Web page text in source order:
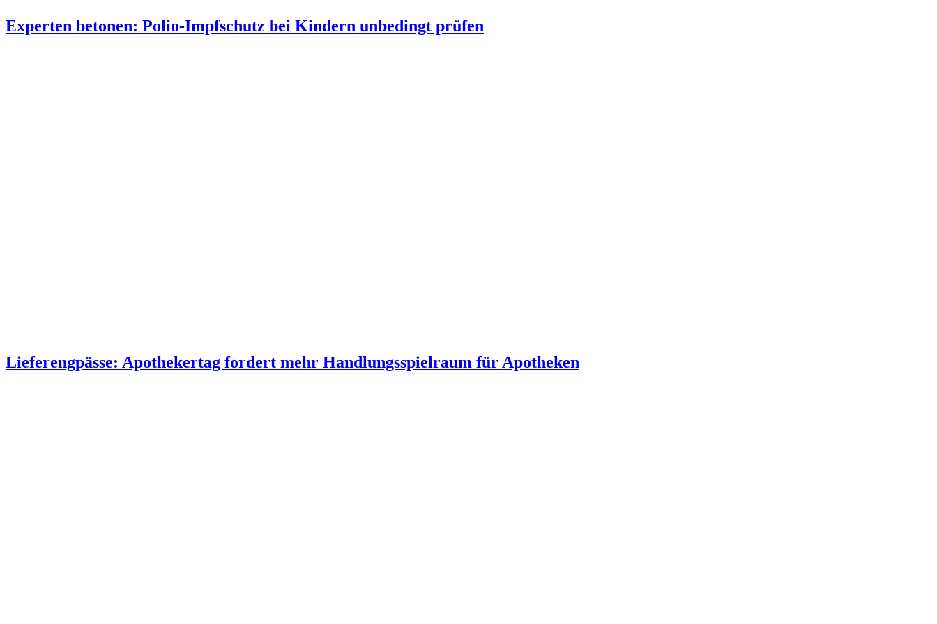
Experten betonen: Polio-Impfschutz bei Kindern unbedingt prüfen
Lieferengpässe: Apothekertag fordert mehr Handlungsspielraum für Apotheken